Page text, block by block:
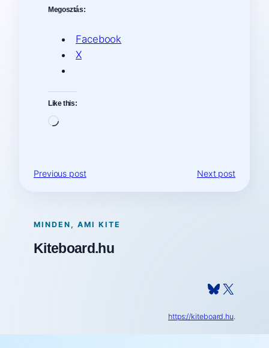
Megosztás:
Facebook
X
Like this:
Loading…
Previous post Next post
MINDEN, AMI KITE
Kiteboard.hu
Bluesky X
https://kiteboard.hu.